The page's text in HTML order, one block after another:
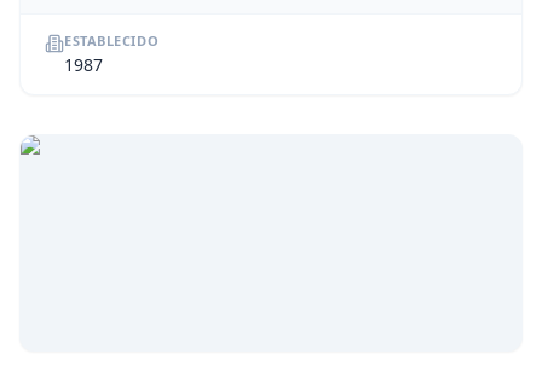
ESTABLECIDO
1987